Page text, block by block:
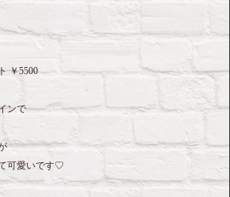
￥5500
ンで
可愛いです♡